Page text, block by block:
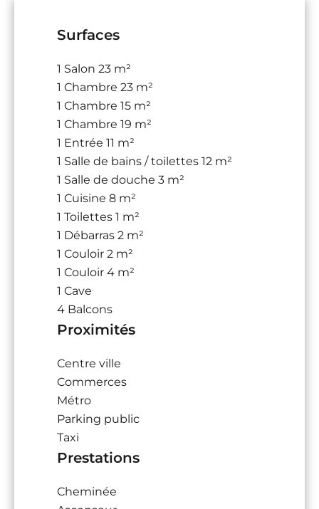
Surfaces
1 Salon 23 m²
1 Chambre 23 m²
1 Chambre 15 m²
1 Chambre 19 m²
1 Entrée 11 m²
1 Salle de bains / toilettes 12 m²
1 Salle de douche 3 m²
1 Cuisine 8 m²
1 Toilettes 1 m²
1 Débarras 2 m²
1 Couloir 2 m²
1 Couloir 4 m²
1 Cave
4 Balcons
Proximités
Centre ville
Commerces
Métro
Parking public
Taxi
Prestations
Cheminée